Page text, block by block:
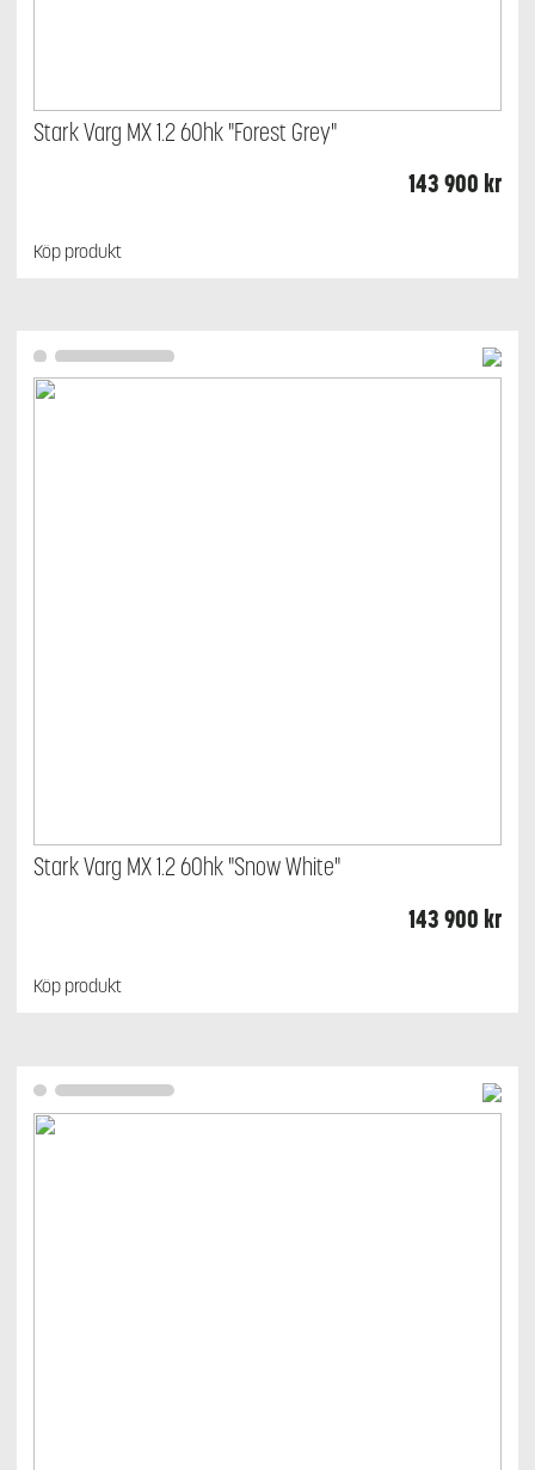
Stark Varg MX 1.2 60hk "Forest Grey"
143 900 kr
Köp produkt
Stark Varg MX 1.2 60hk "Snow White"
143 900 kr
Köp produkt